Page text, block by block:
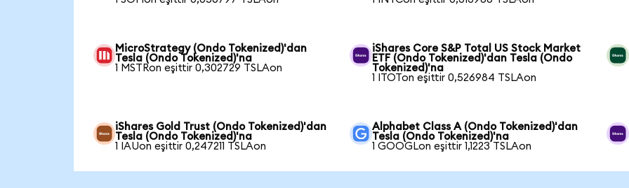
MicroStrategy (Ondo Tokenized)'dan
Tesla (Ondo Tokenized)'na
1 MSTRon eşittir 0,302729 TSLAon
iShares Core S&P Total US Stock Market
ETF (Ondo Tokenized)'dan Tesla (Ondo
Tokenized)'na
1 ITOTon eşittir 0,526984 TSLAon
iShares Gold Trust (Ondo Tokenized)'dan
Tesla (Ondo Tokenized)'na
1 IAUon eşittir 0,247211 TSLAon
Alphabet Class A (Ondo Tokenized)'dan
Tesla (Ondo Tokenized)'na
1 GOOGLon eşittir 1,1223 TSLAon